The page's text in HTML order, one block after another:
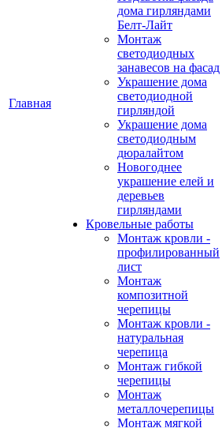
Главная
дома гирляндами
Белт-Лайт
Монтаж
светодиодных
занавесов на фасад
Украшение дома
светодиодной
гирляндой
Украшение дома
светодиодным
дюралайтом
Новогоднее
украшение елей и
деревьев
гирляндами
Кровельные работы
Монтаж кровли -
профилированный
лист
Монтаж
композитной
черепицы
Монтаж кровли -
натуральная
черепица
Монтаж гибкой
черепицы
Монтаж
металлочерепицы
Монтаж мягкой